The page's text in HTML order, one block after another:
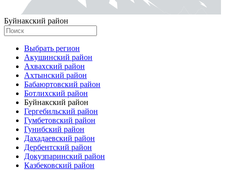
Буйнакский район
Выбрать регион
Акушинский район
Ахвахский район
Ахтынский район
Бабаюртовский район
Ботлихский район
Буйнакский район
Гергебильский район
Гумбетовский район
Гунибский район
Дахадаевский район
Дербентский район
Докузпаринский район
Казбековский район